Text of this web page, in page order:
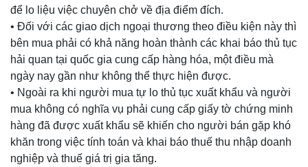
để lo liệu việc chuyên chở về địa điểm đích.
• Đối với các giao dịch ngoại thương theo điều kiện này thì
bên mua phải có khả năng hoàn thành các khai báo thủ tục
hải quan tại quốc gia cung cấp hàng hóa, một điều mà
ngày nay gần như không thể thực hiện được.
• Ngoài ra khi người mua tự lo thủ tục xuất khẩu và người
mua không có nghĩa vụ phải cung cấp giấy tờ chứng minh
hàng đã được xuất khẩu sẽ khiến cho người bán gặp khó
khăn trong việc tính toán và khai báo thuế thu nhập doanh
nghiệp và thuế giá trị gia tăng.